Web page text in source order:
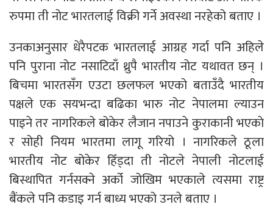
रुपमा ती नोट भारतलाई विक्री गर्ने अवस्था नरहेको बताए ।
उनकाअनुसार धेरैपटक भारतलाई आग्रह गर्दा पनि अहिले
पनि पुराना नोट नसाटिदाँ थ्रुपै भारतीय नोट यथावत छन् ।
बिचमा भारतसँग एउटा छलफल भएको बताउँदै भारतीय
पक्षले एक सयभन्दा बढिका भारु नोट नेपालमा ल्याउन
पाइने तर नागरिकले बोकेर लैजान नपाउने कुराकानी भएकाे
र सोही नियम भारतमा लागू गरियो । नागरिकले ठूला
भारतीय नोट बोकेर हिँड्दा ती नोटले नेपाली नोटलाई
बिस्थापित गर्नसक्ने अर्को जोखिम भएकाले त्यसमा राष्ट्र
बैंकले पनि कडाइ गर्न बाध्य भएको उनले बताए ।